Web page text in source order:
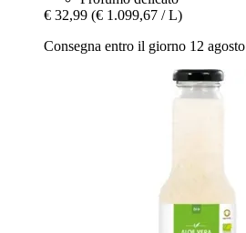
€ 32,99 (€ 1.099,67 / L)
Consegna entro il giorno 12 agosto